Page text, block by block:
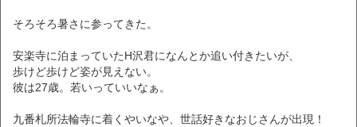
そろそろ暑さに参ってきた。
安楽寺に泊まっていたH沢君になんとか追い付きたいが、
歩けど歩けど姿が見えない。
彼は27歳。若いっていいなぁ。
九番札所法輪寺に着くやいなや、世話好きなおじさんが出現！